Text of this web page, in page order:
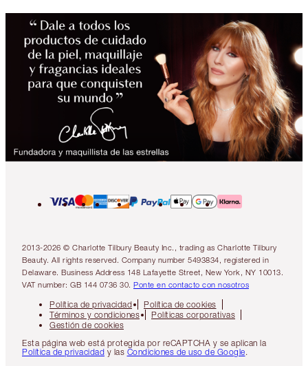
2013-2026 © Charlotte Tilbury Beauty Inc., trading as Charlotte Tilbury
Beauty. All rights reserved. Company number 5493834, registered in
Delaware. Business Address 148 Lafayette Street, New York, NY 10013.
VAT number: GB 144 0736 30. Ponte en contacto con nosotros
Política de privacidad
Política de cookies
Términos y condiciones
Políticas corporativas
Gestión de cookies
Esta página web está protegida por reCAPTCHA y se aplican la
Política de privacidad y las Condiciones de uso de Google.